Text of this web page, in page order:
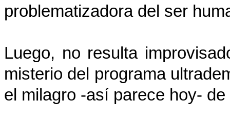
problematizadora del ser
Luego, no resulta
misterio del programa
el milagro -así parece hoy-